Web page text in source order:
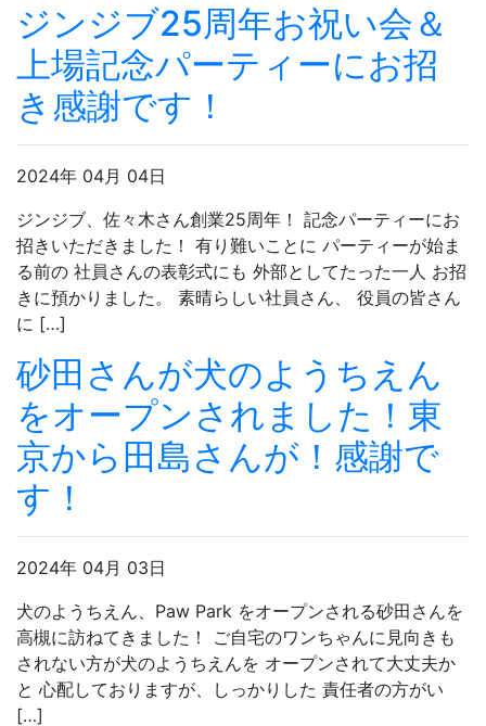
ジンジブ25周年お祝い会＆
上場記念パーティーにお招
き感謝です！
2024年 04月 04日
ジンジブ、佐々木さん創業25周年！ 記念パーティーにお
招きいただきました！ 有り難いことに パーティーが始ま
る前の 社員さんの表彰式にも 外部としてたった一人 お招
きに預かりました。 素晴らしい社員さん、 役員の皆さん
に […]
砂田さんが犬のようちえん
をオープンされました！東
京から田島さんが！感謝で
す！
2024年 04月 03日
犬のようちえん、Paw Park をオープンされる砂田さんを
高槻に訪ねてきました！ ご自宅のワンちゃんに見向きも
されない方が犬のようちえんを オープンされて大丈夫か
と 心配しておりますが、しっかりした 責任者の方がい
[…]